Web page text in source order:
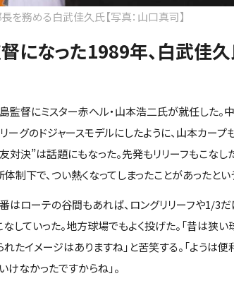
を務める白武佳久氏【写真：山口真司】
になった1989年、白武佳
監督にミスター赤ヘル・山本浩二氏が就任した。
ーグのドジャースモデルにしたように、山本カー
決”は話題にもなった。先発もリリーフもこなし
制下で、つい熱くなってしまったことがあったとい
はローテの谷間もあれば、ロングリリーフや1/3
していった。地方球場でもよく投げた。「昔は狭
れたイメージはありますね」と苦笑する。「ようは
けなかったですからね」。